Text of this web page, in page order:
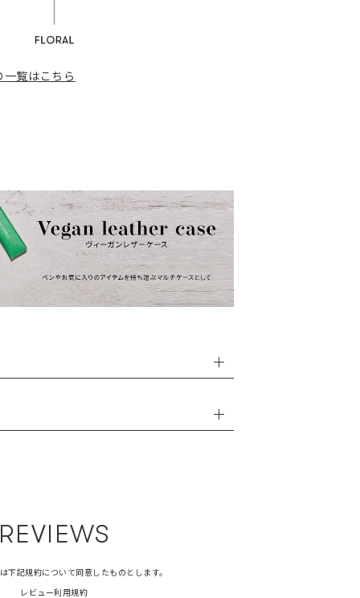
覧はこちら
下記規約について同意したものとします。
レビュー利用規約